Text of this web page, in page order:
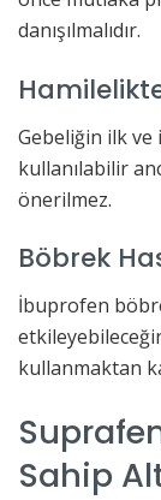
danışılmalıdır.
Gebeliğin ilk
kullanılabilir
önerilmez.
Böbrek
İbuprofen
kullanmaktan
Sahip